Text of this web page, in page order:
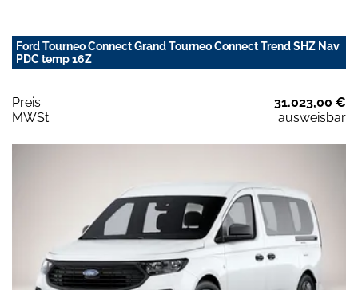
Ford Tourneo Connect Grand Tourneo Connect Trend SHZ Nav
PDC temp 16Z
Preis:
31.023,00 €
MWSt:
ausweisbar